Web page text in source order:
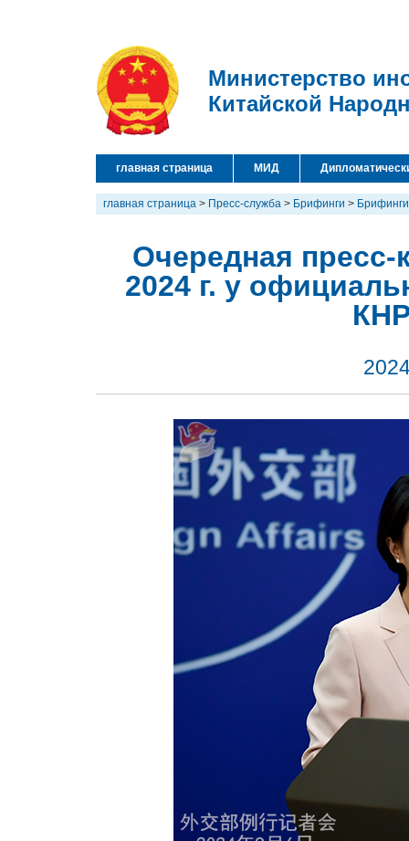
Министерство
Китайской
главная страница МИД
главная страница > Пресс-служба > Брифинги > Брифинги
Очередная пресс-
2024 г. у